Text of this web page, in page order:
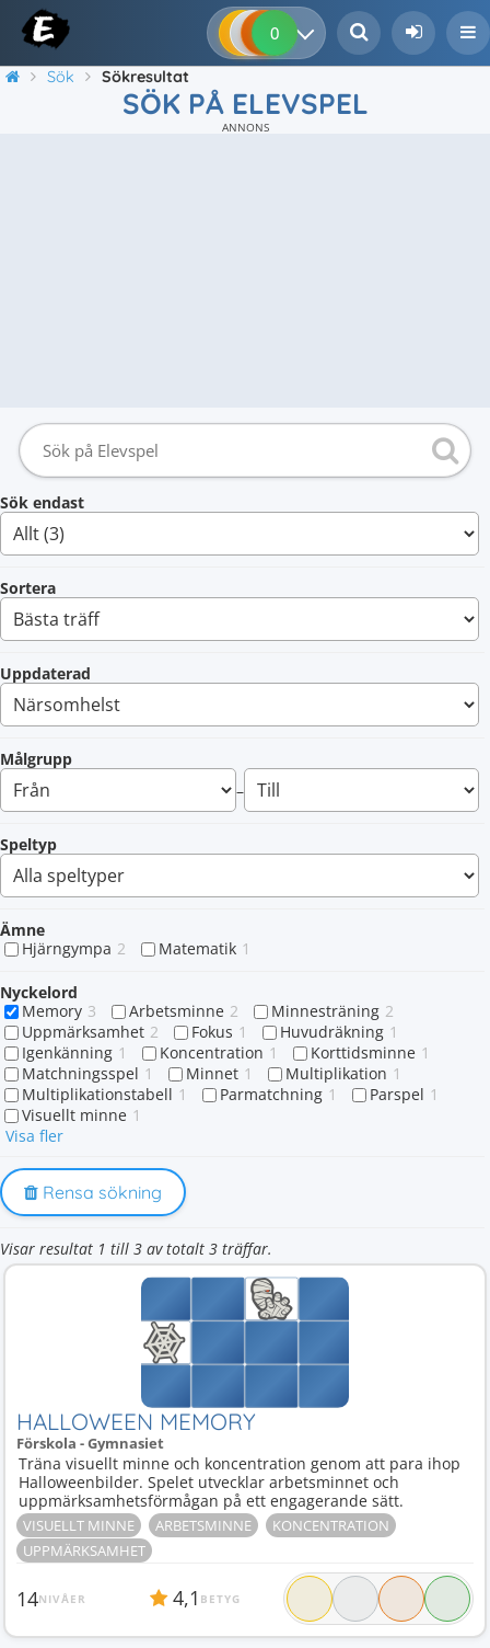
0 0 0
Sök Sökresultat
SÖK PÅ ELEVSPEL
ANNONS
Sök endast
Sortera
Uppdaterad
Målgrupp
–
Speltyp
Ämne
Hjärngympa 2 Matematik 1
Nyckelord
Memory 3 Arbetsminne 2 Minnesträning 2
Uppmärksamhet 2 Fokus 1 Huvudräkning 1
Igenkänning 1 Koncentration 1 Korttidsminne 1
Matchningsspel 1 Minnet 1 Multiplikation 1
Multiplikationstabell 1 Parmatchning 1 Parspel 1
Visuellt minne 1
Visa fler
Rensa sökning
Visar resultat 1 till 3 av totalt 3 träffar.
HALLOWEEN MEMORY
Förskola - Gymnasiet
Träna visuellt minne och koncentration genom att para ihop
Halloweenbilder. Spelet utvecklar arbetsminnet och
uppmärksamhetsförmågan på ett engagerande sätt.
VISUELLT MINNE ARBETSMINNE
KONCENTRATION
UPPMÄRKSAMHET
14NIVÅER 4,1 BETYG